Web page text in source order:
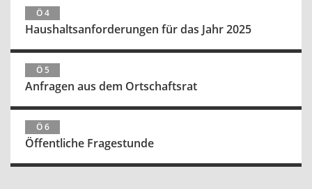
Ö 4
Haushaltsanforderungen für das Jahr 2025
Ö 5
Anfragen aus dem Ortschaftsrat
Ö 6
Öffentliche Fragestunde